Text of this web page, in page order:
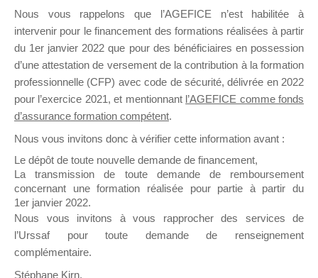
Ce groupe est destiné aux Organismes de
Formation qui souhaitent répondre à l’Appel à
Propositions Mallette du Dirigeant.
Ce groupe propose un forum dédié au support
sur lequel il est possible de laisser un message
ou poser une question.
NB : Il est nécessaire d’être
pouvoir rejoindre ce groupe
Nous vous rappelons que l’AGEFICE n’est habilitée à
intervenir pour le financement des formations réalisées à partir
du 1er janvier 2022 que pour des bénéficiaires en possession
d’une attestation de versement de la contribution à la formation
professionnelle (CFP) avec code de sécurité, délivrée en 2022
pour l’exercice 2021, et mentionnant l’AGEFICE comme fonds
d’assurance formation compétent.
Nous vous invitons donc à vérifier cette information avant :
Le dépôt de toute nouvelle demande de financement,
La transmission de toute demande de remboursement
concernant une formation réalisée pour partie à partir du
1er janvier 2022.
Nous vous invitons à vous rapprocher des services de
l’Urssaf pour toute demande de renseignement
complémentaire.
Stéphane Kirn,